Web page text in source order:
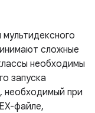
сложные
необходимы
запуска
необходимый при
файле,